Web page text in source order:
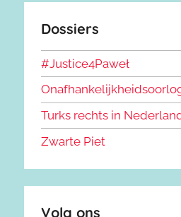
Dossiers
#Justice4Paweł
Turks rechts in
Zwarte Piet
Volg ons